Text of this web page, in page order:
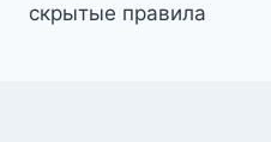
скрытые правила